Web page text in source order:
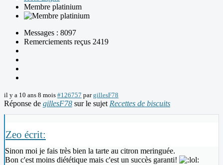
Membre platinium
Messages : 8097
Remerciements reçus 2419
il y a 10 ans 8 mois #126757 pargillesF78
Réponse de gillesF78 sur le sujet Recettes de biscuits
Zeo écrit:
Sinon moi je fais très bien la tarte au citron meringuée.
Bon c'est moins diététique mais c'est un succès garanti!